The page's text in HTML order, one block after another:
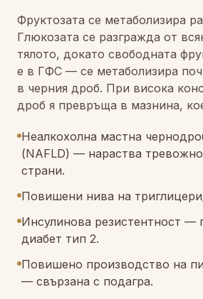
Фруктозата се метаболизира
Глюкозата се разгражда от
тялото, докато свободната
е в ГФС — се метаболизира
в черния дроб. При висока
дроб я превръща в мазнина,
Неалкохолна мастна
(NAFLD) — нараства
страни.
Повишени нива на
Инсулинова резистентност —
диабет тип 2.
Повишено производство на
— свързана с подагра.